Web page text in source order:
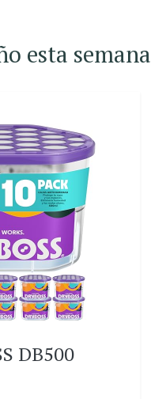
esta semana
DB500